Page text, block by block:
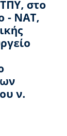
στο
- ΝΑΤ,
ν.